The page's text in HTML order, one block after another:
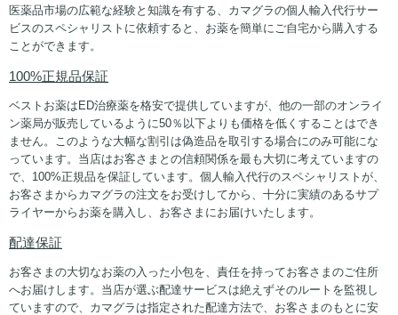
医薬品市場の広範な経験と知識を有する、カマグラの個人輸入代行サー
ビスのスペシャリストに依頼すると、お薬を簡単にご自宅から購入する
ことができます。
100%正規品保証
ベストお薬はED治療薬を格安で提供していますが、他の一部のオンライ
ン薬局が販売しているように50％以下よりも価格を低くすることはでき
ません。このような大幅な割引は偽造品を取引する場合にのみ可能にな
っています。当店はお客さまとの信頼関係を最も大切に考えていますの
で、100%正規品を保証しています。個人輸入代行のスペシャリストが、
お客さまからカマグラの注文をお受けしてから、十分に実績のあるサプ
ライヤーからお薬を購入し、お客さまにお届けいたします。
配達保証
お客さまの大切なお薬の入った小包を、責任を持ってお客さまのご住所
へお届けします。当店が選ぶ配達サービスは絶えずそのルートを監視し
ていますので、カマグラは指定された配達方法で、お客さまのもとに安